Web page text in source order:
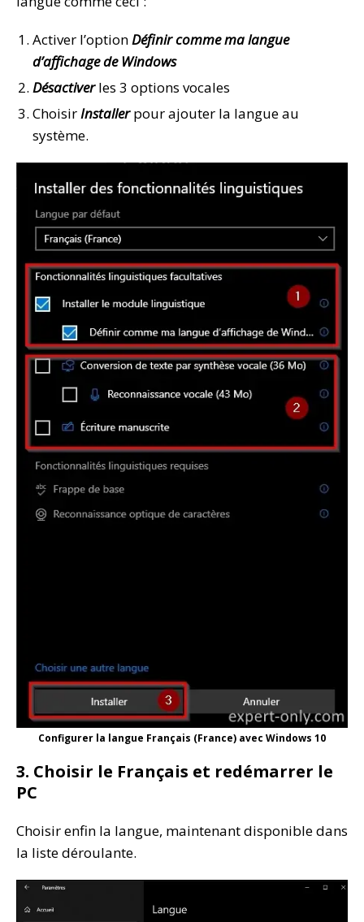
Activer l’optionDéfinir comme ma langue
d’affichage de Windows
Désactiverles 3 options vocales
ChoisirInstallerpour ajouter la langue au
système.
Configurer la langue Français (France) avec Windows 10
3. Choisir le Français et redémarrer le
PC
Choisir enfin la langue, maintenant disponible dans
la liste déroulante.